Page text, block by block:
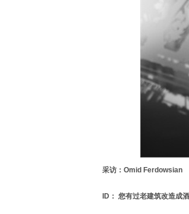
采访：Omid Ferdowsian
ID： 您有过老建筑改造成